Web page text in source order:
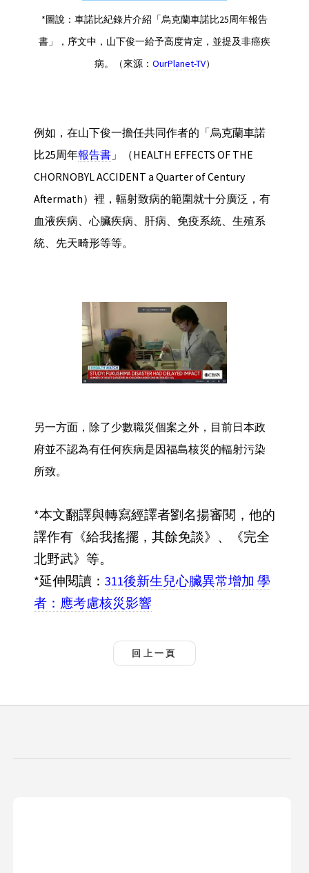
*圖說：車諾比紀錄片介紹「烏克蘭車諾比25周年報告
書」，序文中，山下俊一給予高度肯定，並提及非癌疾
病。（來源： OurPlanet-TV）
例如，在山下俊一擔任共同作者的「烏克蘭車諾
比25周年報告書」（HEALTH EFFECTS OF THE
CHORNOBYL ACCIDENT a Quarter of Century
Aftermath）裡，輻射致病的範圍就十分廣泛，有
血液疾病、心臟疾病、肝病、免疫系統、生殖系
統、先天畸形等等。
另一方面，除了少數職災個案之外，目前日本政
府並不認為有任何疾病是因福島核災的輻射污染
所致。
*本文翻譯與轉寫經譯者劉名揚審閱，他的
譯作有《給我搖擺，其餘免談》、《完全
北野武》等。
*延伸閱讀： 311後新生兒心臟異常增加 學
者：應考慮核災影響